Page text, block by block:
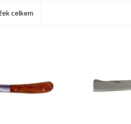
celkem
PRO
Kód:
Značka: